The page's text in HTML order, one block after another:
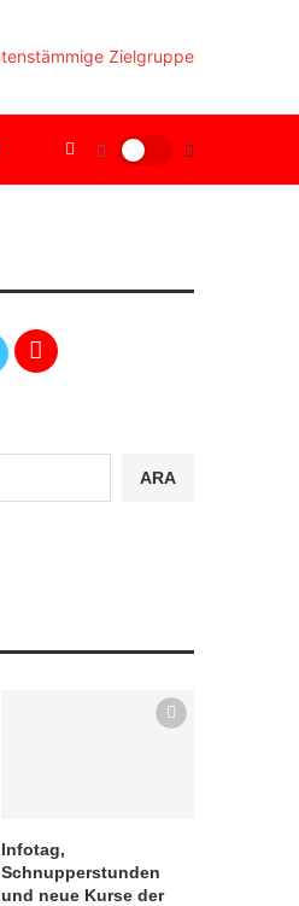
ARA
Infotag,
Schnupperstunden
und neue Kurse der